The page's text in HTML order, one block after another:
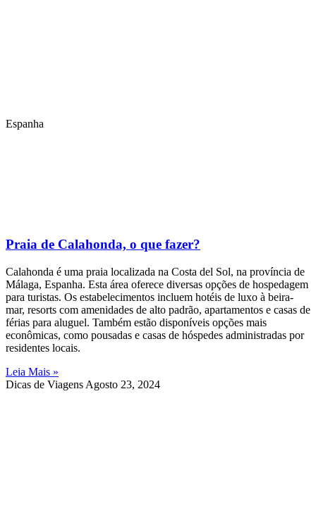
Espanha
Praia de Calahonda, o que fazer?
Calahonda é uma praia localizada na Costa del Sol, na província de
Málaga, Espanha. Esta área oferece diversas opções de hospedagem
para turistas. Os estabelecimentos incluem hotéis de luxo à beira-
mar, resorts com amenidades de alto padrão, apartamentos e casas de
férias para aluguel. Também estão disponíveis opções mais
econômicas, como pousadas e casas de hóspedes administradas por
residentes locais.
Leia Mais »
Dicas de Viagens Agosto 23, 2024